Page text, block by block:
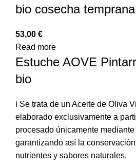
bio cosecha
53,00 €
Read more
Estuche AOVE
bio
ℹ️ Se trata de un Aceite de Oliva
elaborado exclusivamente a
procesado únicamente
garantizando así la
nutrientes y sabores naturales.